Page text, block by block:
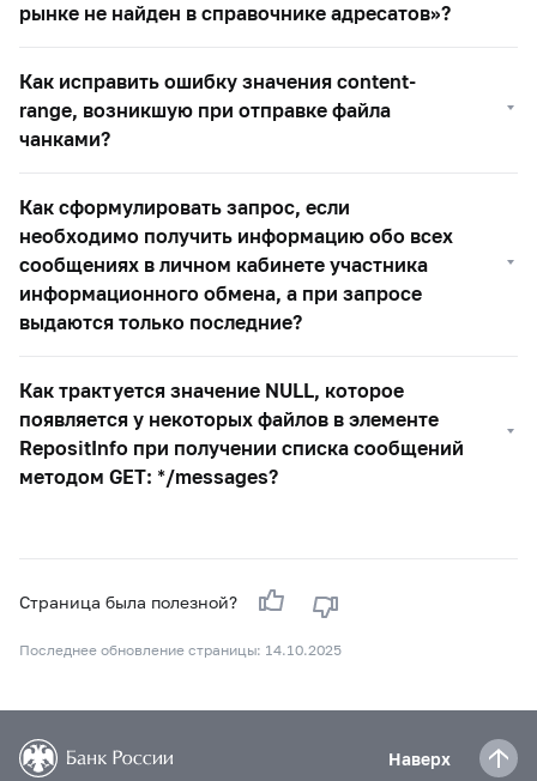
рынке не найден в справочнике адресатов»?
Как исправить ошибку значения content-
range, возникшую при отправке файла
чанками?
Как сформулировать запрос, если
необходимо получить информацию обо всех
сообщениях в личном кабинете участника
информационного обмена, а при запросе
выдаются только последние?
Как трактуется значение NULL, которое
появляется у некоторых файлов в элементе
RepositInfo при получении списка сообщений
методом GET: */messages?
Страница была полезной?
Последнее обновление страницы: 14.10.2025
Наверх